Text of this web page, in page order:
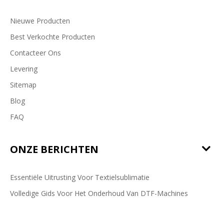
Nieuwe Producten
Best Verkochte Producten
Contacteer Ons
Levering
Sitemap
Blog
FAQ
ONZE BERICHTEN
Essentiële Uitrusting Voor Textielsublimatie
Volledige Gids Voor Het Onderhoud Van DTF-Machines